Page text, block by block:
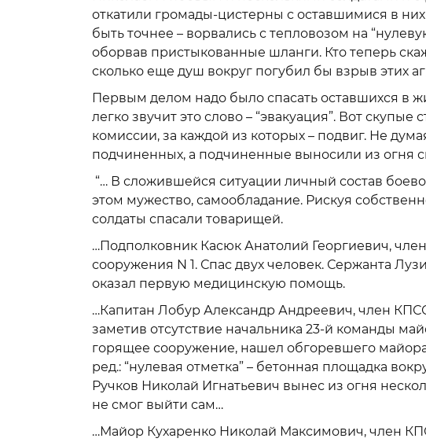
откатили громады-цистерны с оставшимися в
быть точнее – ворвались с тепловозом на
оборвав пристыкованные шланги. Кто теперь
сколько еще душ вокруг погубил бы взрыв этих
Первым делом надо было спасать оставшихся в
легко звучит это слово – “эвакуация”. Вот
комиссии, за каждой из которых – подвиг. Не
подчиненных, а подчиненные выносили из огня
“… В сложившейся ситуации личный состав
этом мужество, самообладание. Рискуя
солдаты спасали товарищей.
…Подполковник Касюк Анатолий Георгиевич,
сооружения N 1. Спас двух человек. Сержанта
оказал первую медицинскую помощь.
…Капитан Лобур Александр Андреевич, член
заметив отсутствие начальника 23-й команды
горящее сооружение, нашел обгоревшего
ред.: “нулевая отметка” – бетонная площадка
Ручков Николай Игнатьевич вынес из огня
не смог выйти сам…
…Майор Кухаренко Николай Максимович, член